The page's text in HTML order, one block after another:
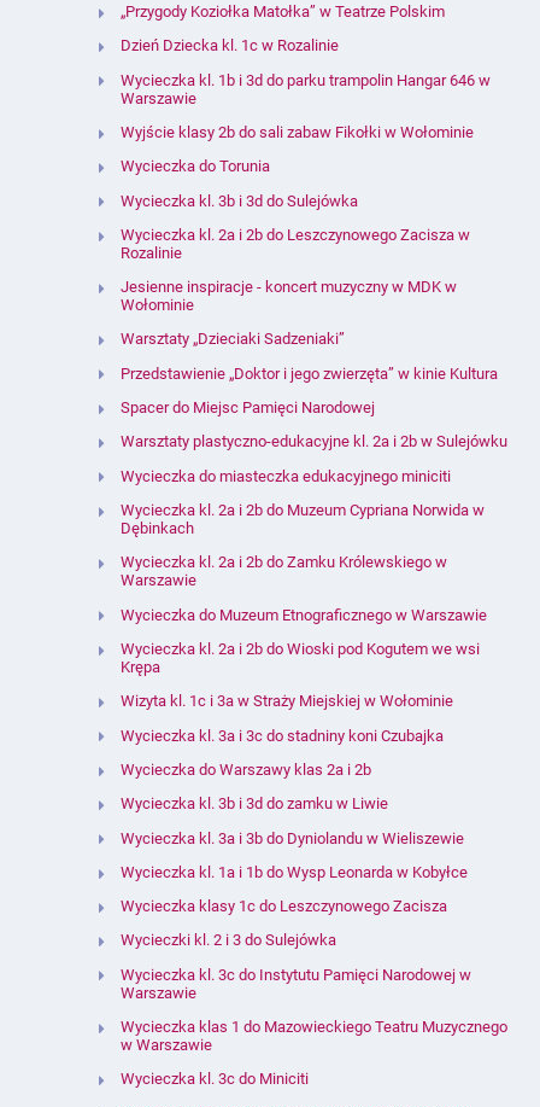
„Przygody Koziołka Matołka” w Teatrze Polskim
Dzień Dziecka kl. 1c w Rozalinie
Wycieczka kl. 1b i 3d do parku trampolin Hangar 646 w
Warszawie
Wyjście klasy 2b do sali zabaw Fikołki w Wołominie
Wycieczka do Torunia
Wycieczka kl. 3b i 3d do Sulejówka
Wycieczka kl. 2a i 2b do Leszczynowego Zacisza w
Rozalinie
Jesienne inspiracje - koncert muzyczny w MDK w
Wołominie
Warsztaty „Dzieciaki Sadzeniaki”
Przedstawienie „Doktor i jego zwierzęta” w kinie Kultura
Spacer do Miejsc Pamięci Narodowej
Warsztaty plastyczno-edukacyjne kl. 2a i 2b w Sulejówku
Wycieczka do miasteczka edukacyjnego miniciti
Wycieczka kl. 2a i 2b do Muzeum Cypriana Norwida w
Dębinkach
Wycieczka kl. 2a i 2b do Zamku Królewskiego w
Warszawie
Wycieczka do Muzeum Etnograficznego w Warszawie
Wycieczka kl. 2a i 2b do Wioski pod Kogutem we wsi
Krępa
Wizyta kl. 1c i 3a w Straży Miejskiej w Wołominie
Wycieczka kl. 3a i 3c do stadniny koni Czubajka
Wycieczka do Warszawy klas 2a i 2b
Wycieczka kl. 3b i 3d do zamku w Liwie
Wycieczka kl. 3a i 3b do Dyniolandu w Wieliszewie
Wycieczka kl. 1a i 1b do Wysp Leonarda w Kobyłce
Wycieczka klasy 1c do Leszczynowego Zacisza
Wycieczki kl. 2 i 3 do Sulejówka
Wycieczka kl. 3c do Instytutu Pamięci Narodowej w
Warszawie
Wycieczka klas 1 do Mazowieckiego Teatru Muzycznego
w Warszawie
Wycieczka kl. 3c do Miniciti